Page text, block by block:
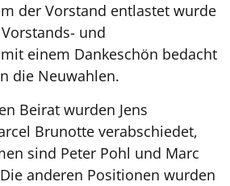
der Vorstand entlastet wurde
und
einem Dankeschön bedacht
die Neuwahlen.
Beirat wurden Jens
Brunotte verabschiedet,
sind Peter Pohl und Marc
anderen Positionen wurden